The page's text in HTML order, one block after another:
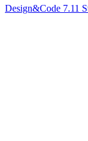
Design&Code 7.11